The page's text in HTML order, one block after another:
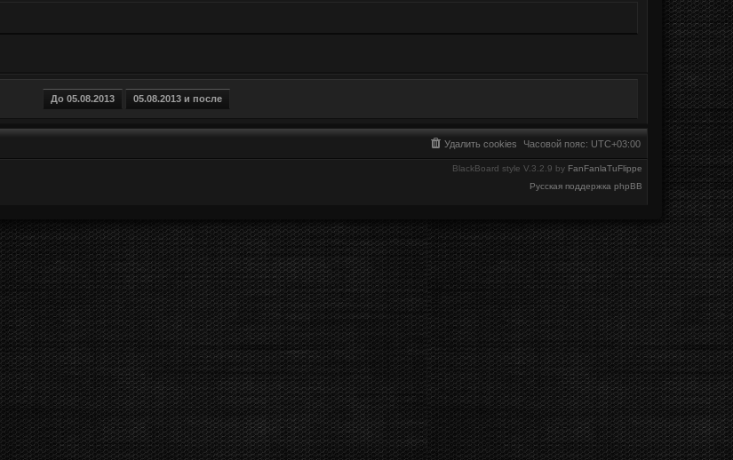
Часовой пояс: UTC+03:00
Удалить cookies
BlackBoard style V.3.2.9 by FanFanlaTuFlippe
Русская поддержка phpBB